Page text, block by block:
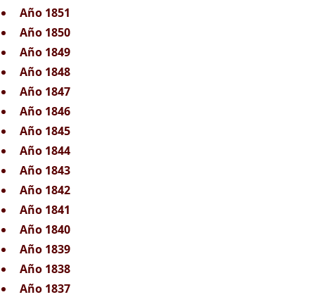
Año 1851
Año 1850
Año 1849
Año 1848
Año 1847
Año 1846
Año 1845
Año 1844
Año 1843
Año 1842
Año 1841
Año 1840
Año 1839
Año 1838
Año 1837